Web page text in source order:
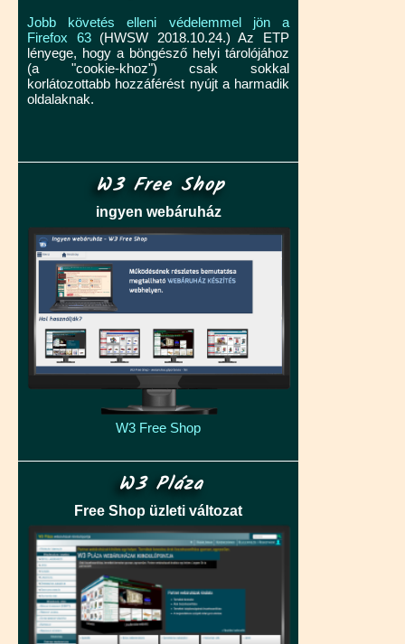
Jobb követés elleni védelemmel jön a
Firefox 63(HWSW 2018.10.24.) Az ETP
lényege, hogy a böngésző helyi tárolójához
(a "cookie-khoz") csak sokkal
korlátozottabb hozzáférést nyújt a harmadik
oldalaknak.
W3 Free Shop
ingyen webáruház
W3 Free Shop
W3 Pláza
Free Shop üzleti változat